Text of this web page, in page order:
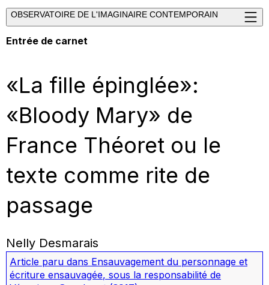
OBSERVATOIRE DE L'IMAGINAIRE CONTEMPORAIN
Entrée de carnet
«La fille épinglée»:
«Bloody Mary» de
France Théoret ou le
texte comme rite de
passage
Nelly Desmarais
Article paru dans Ensauvagement du personnage et
écriture ensauvagée, sous la responsabilité de